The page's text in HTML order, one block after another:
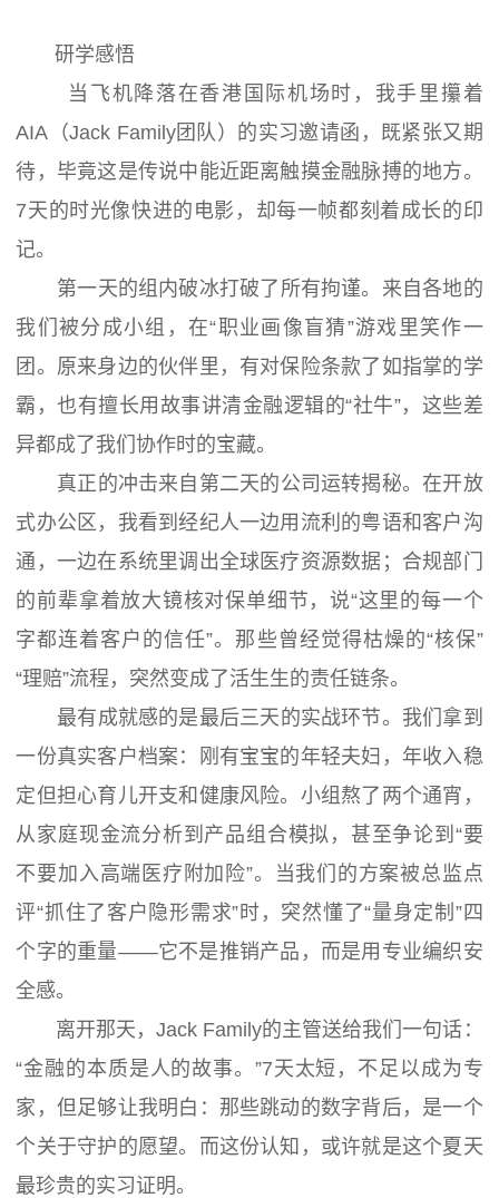
研学感悟
当飞机降落在香港国际机场时，我手里攥着
AIA（Jack Family团队）的实习邀请函，既紧张又期
待，毕竟这是传说中能近距离触摸金融脉搏的地方。
7天的时光像快进的电影，却每一帧都刻着成长的印
记。
第一天的组内破冰打破了所有拘谨。来自各地的
我们被分成小组，在“职业画像盲猜”游戏里笑作一
团。原来身边的伙伴里，有对保险条款了如指掌的学
霸，也有擅长用故事讲清金融逻辑的“社牛”，这些差
异都成了我们协作时的宝藏。
真正的冲击来自第二天的公司运转揭秘。在开放
式办公区，我看到经纪人一边用流利的粤语和客户沟
通，一边在系统里调出全球医疗资源数据；合规部门
的前辈拿着放大镜核对保单细节，说“这里的每一个
字都连着客户的信任”。那些曾经觉得枯燥的“核保”
“理赔”流程，突然变成了活生生的责任链条。
最有成就感的是最后三天的实战环节。我们拿到
一份真实客户档案：刚有宝宝的年轻夫妇，年收入稳
定但担心育儿开支和健康风险。小组熬了两个通宵，
从家庭现金流分析到产品组合模拟，甚至争论到“要
不要加入高端医疗附加险”。当我们的方案被总监点
评“抓住了客户隐形需求”时，突然懂了“量身定制”四
个字的重量——它不是推销产品，而是用专业编织安
全感。
离开那天，Jack Family的主管送给我们一句话：
“金融的本质是人的故事。”7天太短，不足以成为专
家，但足够让我明白：那些跳动的数字背后，是一个
个关于守护的愿望。而这份认知，或许就是这个夏天
最珍贵的实习证明。